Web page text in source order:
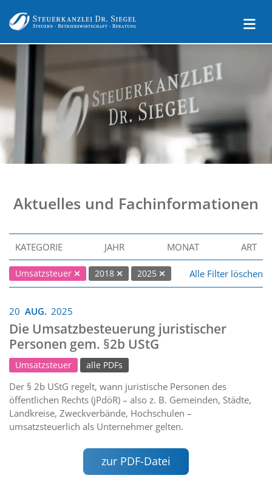
Aktuelles und Fachinformationen
KATEGORIE JAHR MONAT ART
Umsatzsteuer 2018 2025 Alle Filter löschen
20 AUG. 2025
Die Umsatzbesteuerung juristischer
Personen gem. §2b UStG
Umsatzsteuer alle PDFs
Der § 2b UStG regelt, wann juristische Personen des
öffentlichen Rechts (jPdöR) – also z. B. Gemeinden, Städte,
Landkreise, Zweckverbände, Hochschulen –
umsatzsteuerlich als Unternehmer gelten.
zur PDF-Datei